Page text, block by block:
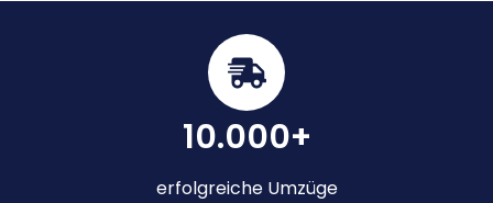
10.000+
erfolgreiche Umzüge